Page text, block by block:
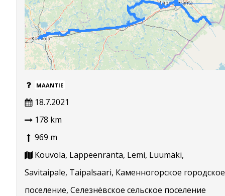
MAANTIE
18.7.2021
178 km
969 m
Kouvola, Lappeenranta, Lemi, Luumäki,
Savitaipale, Taipalsaari, Каменногорское городское
поселение, Селезнёвское сельское поселение